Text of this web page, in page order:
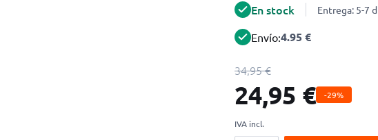
En stock Entrega: 5-7
Envío:4.95 €
34,95 €
24,95 € -29%
IVA incl.